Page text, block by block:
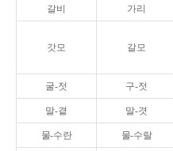
갈비 가리
갓모 갈모
굴-젓 구-젓
말-곁 말-겻
물-수란 물-수랄